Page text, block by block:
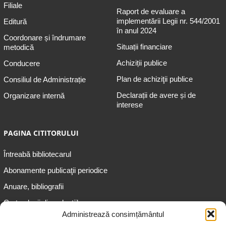
Administrează consimțământul
Filiale
Editură
Coordonare și îndrumare
metodică
Conducere
Consiliul de Administrație
Organizare internă
Raport de evaluare a
implementării Legii nr. 544/2001
în anul 2024
Situații financiare
Achiziții publice
Plan de achiziţii publice
Declarații de avere și de
interese
PAGINA CITITORULUI
Întreabă bibliotecarul
Abonamente publicaţii periodice
Anuare, bibliografii
Cartea lunii din colecțiile